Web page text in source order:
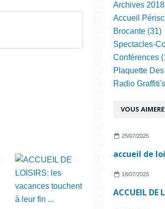
VOUS
25/07/2025
18/07/2025
Archives
Accueil
Brocante (31)
Spectacles-
Conférences
Plaquette
Radio